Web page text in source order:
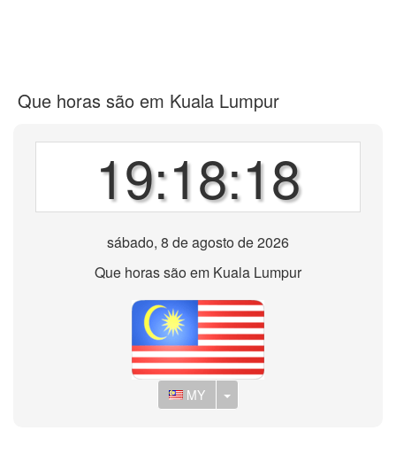
Que horas são em Kuala Lumpur
19:18:18
sábado, 8 de agosto de 2026
Que horas são em Kuala Lumpur
MY Toggle Dropdown